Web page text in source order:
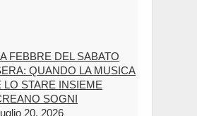
FEBBRE DEL SABATO
QUANDO LA MUSICA
LO STARE INSIEME
SOGNI
20, 2026